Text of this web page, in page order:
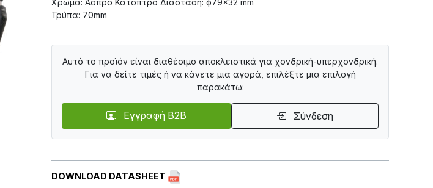
Τρύπα: 70mm
DOWNLOAD DATASHEET
Αυτό το προϊόν είναι διαθέσιμο αποκλειστικά για χονδρική-υπερχονδρική.
Για να δείτε τιμές ή να κάνετε μια αγορά, επιλέξτε μια επιλογή
παρακάτω:
Εγγραφή B2B Σύνδεση